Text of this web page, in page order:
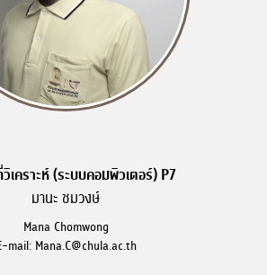
วิเคราะห์ (ระบบคอมพิวเตอร์) P7
มานะ ชมวงษ์
Mana Chomwong
mail: Mana.C@chula.ac.th